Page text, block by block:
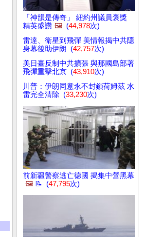
「神韻是傳奇」 紐約州議員褒獎
精英盛讚 🖼️ (44,978次)
雷達、衛星到飛彈 美情報揭中共隱
身幕後助伊朗 (42,757次)
美日臺反制中共擴張 與那國島部署
飛彈重擊北京 (43,910次)
川普：伊朗同意永不封鎖荷姆茲 水
雷完全清除 (33,230次)
前新疆警察逃亡德國 揭集中營黑幕
🖼️ 📝 (47,795次)